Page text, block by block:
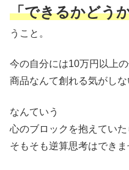
「できるかどう
うこと。
今の自分には10万円以上
商品なんて創れる気がし
なんていう
心のブロックを抱えていた
そもそも逆算思考はできま